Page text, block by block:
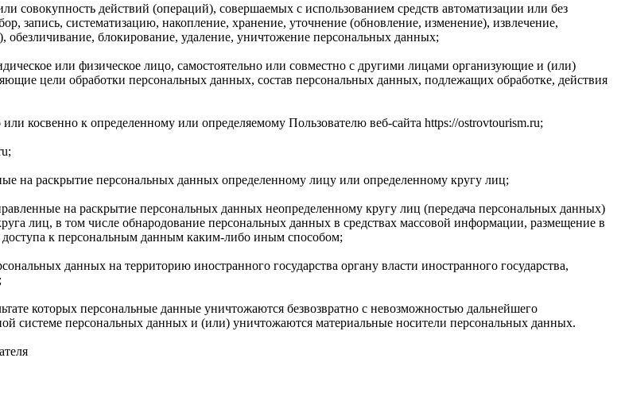
совокупность действий (операций), совершаемых с использованием средств автоматизации или без
запись, систематизацию, накопление, хранение, уточнение (обновление, изменение), извлечение,
обезличивание, блокирование, удаление, уничтожение персональных данных;
или физическое лицо, самостоятельно или совместно с другими лицами организующие и (или)
цели обработки персональных данных, состав персональных данных, подлежащих обработке, действия
косвенно к определенному или определяемому Пользователю веб-сайта https://ostrovtourism.ru;
на раскрытие персональных данных определенному лицу или определенному кругу лиц;
на раскрытие персональных данных неопределенному кругу лиц (передача персональных данных)
лиц, в том числе обнародование персональных данных в средствах массовой информации, размещение в
к персональным данным каким-либо иным способом;
данных на территорию иностранного государства органу власти иностранного государства,
которых персональные данные уничтожаются безвозвратно с невозможностью дальнейшего
системе персональных данных и (или) уничтожаются материальные носители персональных данных.